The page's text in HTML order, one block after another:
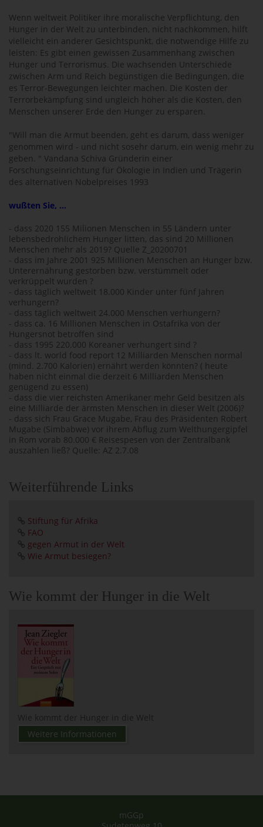
Wenn weltweit Politiker ihre moralische Verpflichtung, den
Hunger in der Welt zu unterbinden, nicht nachkommen, hilft
vielleicht ein anderer Gesichtspunkt, die notwendige Hilfe zu
leisten: Es gibt einen gewissen Zusammenhang zwischen
Hunger und Terrorismus. Die wachsenden Unterschiede
zwischen Arm und Reich begünstigen die Bedingungen, die
es Terror-Bewegungen leichter machen. Die Kosten der
Terrorbekämpfung sind ungleich höher als die Kosten, den
Menschen unserer Erde den Hunger zu ersparen.
"Will man die Armut beenden, geht es darum, dass weniger
genommen wird - und nicht sosehr darum, ein wenig mehr zu
geben. " Vandana Schiva Gründerin einer
Forschungseinrichtung für Ökologie in Indien und Trägerin
des alternativen Nobelpreises 1993
wußten Sie, ...
- dass 2020 155 Milionen Menschen in 55 Ländern unter
lebensbedrohlichem Hunger litten, das sind 20 Millionen
Menschen mehr als 2019? Quelle Z_20200701
- dass im Jahre 2001 925 Millionen Menschen an Hunger bzw.
Unterernährung gestorben bzw. verstümmelt oder
verkrüppelt wurden ?
- dass täglich weltweit 18.000 Kinder unter fünf Jahren
verhungern?
- dass täglich weltweit 24.000 Menschen verhungern?
- dass ca. 16 Millionen Menschen in Ostafrika von der
Hungersnot betroffen sind
- dass 1995 220.000 Koreaner verhungert sind ?
- dass lt. world food report 12 Milliarden Menschen normal
(mind. 2.700 Kalorien) ernährt werden könnten? ( heute
haben nicht einmal die derzeit 6 Milliarden Menschen
genügend zu essen)
- dass die vier reichsten Amerikaner mehr Geld besitzen als
eine Milliarde der ärmsten Menschen in dieser Welt (2006)?
- dass sich Frau Grace Mugabe, Frau des Präsidenten Robert
Mugabe (Simbabwe) vor ihrem Abflug zum Welthungergipfel
in Rom vorab 80.000 € Reisespesen von der Zentralbank
auszahlen ließ? Quelle: AZ 2.7.08
Weiterführende Links
Stiftung für Afrika
FAO
gegen Armut in der Welt
Wie Armut besiegen?
Wie kommt der Hunger in die Welt
Wie kommt der Hunger in die Welt
Weitere Informationen
mGGp